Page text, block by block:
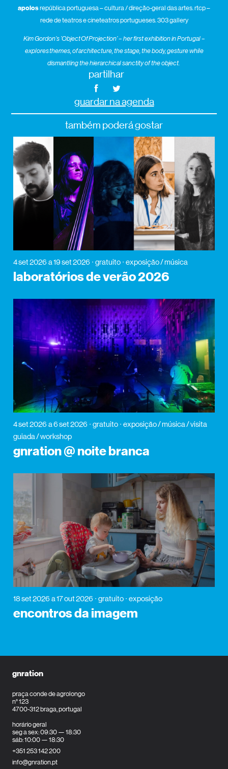
apoiosrepública portuguesa – cultura / direção-geral das artes. rtcp –
rede de teatros e cineteatros portugueses. 303 gallery
KimGordon’s ‘ObjectOfProjection’– her first exhibitionin Portugal–
explores themes, of architecture, the stage, the body, gesture while
dismantling the hierarchical sanctity of the object.
partilhar
guardar na agenda
também poderá gostar
4 set 2026 a 19 set 2026 gratuito exposição / música
laboratórios de verão 2026
4 set 2026 a 6 set 2026 gratuito
exposição / música / visita
guiada / workshop
gnration @ noite branca
18 set 2026 a 17 out 2026 gratuito exposição
encontros da imagem
gnration
praça conde de agrolongo
n° 123
4700-312 braga, portugal
horário geral
seg a sex: 09:30 — 18:30
sáb: 10:00 — 18:30
+351 253 142 200
info@gnration.pt